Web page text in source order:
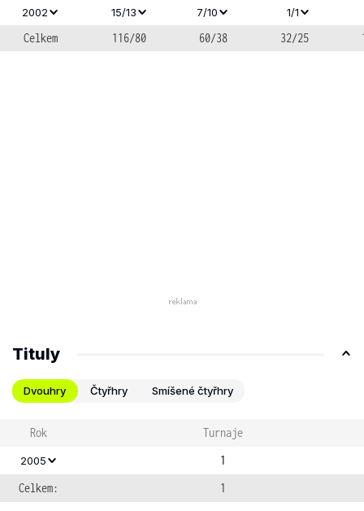
2002 15/13 7/10 1/1
Celkem 116/80 60/38 32/25
Tituly
Dvouhry Čtyřhry Smíšené čtyřhry
Rok Turnaje
2005
1
Celkem:
1